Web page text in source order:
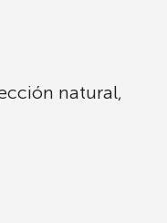
natural,